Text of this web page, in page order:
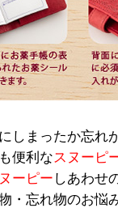
しまったか忘
便利なスヌーピ
ーピー しあわせ
・忘れ物のお悩